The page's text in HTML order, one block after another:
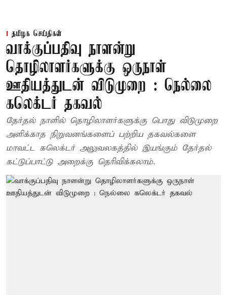
தமிழக செய்திகள்
வாக்குப்பதிவு நாளன்று
தொழிலாளர்களுக்கு ஒருநாள்
ஊதியத்துடன் விடுமுறை : நெல்லை
கலெக்டர் தகவல்
தேர்தல் நாளில் தொழிலாளர்களுக்கு பொது விடுமுறை
அளிக்காத நிறுவனங்களைப் பற்றிய தகவல்களை
மாவட்ட கலெக்டர் அலுவலகத்தில் இயங்கும் தேர்தல்
கட்டுப்பாட்டு அறைக்கு தெரிவிக்கலாம்.